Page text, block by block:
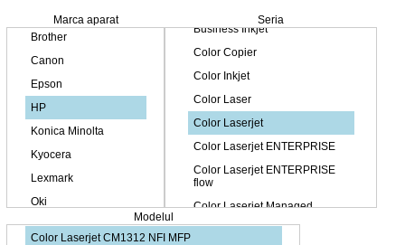
Marca aparat Seria
Modelul